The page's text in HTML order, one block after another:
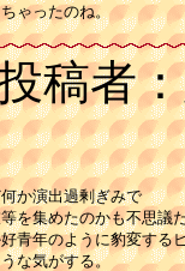
ゃったのね。
者：
か演出過剰ぎみで
を集めたのかも不思議
青年のように豹変する
な気がする。